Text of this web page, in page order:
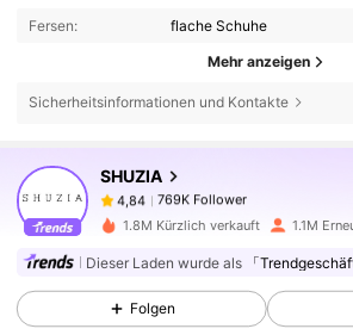
Fersen: flache Schuhe
Mehr anzeigen
Sicherheitsinformationen und Kontakte
SHUZIA
s***r bezahltVor 1 Tag
4,84 769K Follower
1.8M Kürzlich verkauft 1.1M
Dieser Laden wurde als 「Trendgeschäft
Folgen